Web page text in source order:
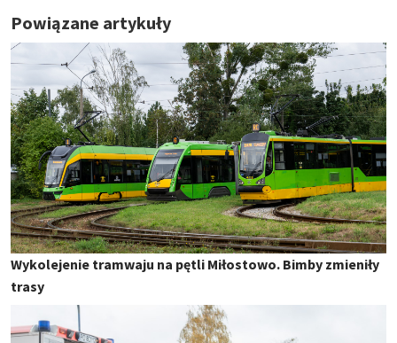
Powiązane artykuły
Wykolejenie tramwaju na pętli Miłostowo. Bimby zmieniły
trasy